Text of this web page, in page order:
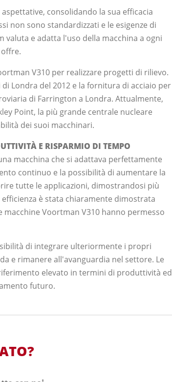
consolidando la sua efficacia
non sono standardizzati e le esigenze di
e adatta l'uso della macchina a ogni
V310 per realizzare progetti di rilievo.
Londra del 2012 e la fornitura di acciaio per
di Farrington a Londra. Attualmente,
Point, la più grande centrale nucleare
dei suoi macchinari.
E RISPARMIO DI TEMPO
macchina che si adattava perfettamente
continuo e la possibilità di aumentare la
tutte le applicazioni, dimostrandosi più
è stata chiaramente dimostrata
Voortman V310 hanno permesso
di integrare ulteriormente i propri
e rimanere all'avanguardia nel settore. Le
elevato in termini di produttività ed
futuro.